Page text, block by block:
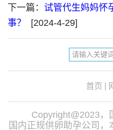
下一篇： 试管代生妈妈怀
事？
[2024-4-29]
首页
Copyright@2023，
国内正规供卵助孕公司